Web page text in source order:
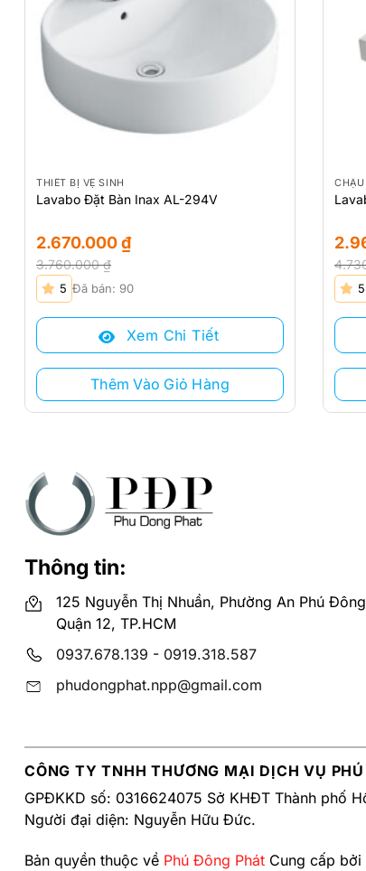
THIẾT BỊ VỆ SINH
Lavabo Đặt Bàn Inax AL-294V
3.760.000₫
Giá
gốc
là:
3.760.000 ₫.
2.670.000₫
Giá
hiện
tại
2.670.000 ₫.
5 Đã bán: 90
Xem Chi Tiết
Thêm Vào Giỏ Hàng
Giá
gốc
là:
Giá
hiện
tại
5
Thông tin:
125 Nguyễn Thị Nhuần, Phường An Phú
Quận 12, TP.HCM
0937.678.139 - 0919.318.587
phudongphat.npp@gmail.com
CÔNG TY TNHH THƯƠNG MẠI DỊCH VỤ
GPĐKKD số: 0316624075 Sở KHĐT Thành phố
Người đại diện: Nguyễn Hữu Đức.
Bản quyền thuộc về Phú Đông Phát Cung cấp bởi